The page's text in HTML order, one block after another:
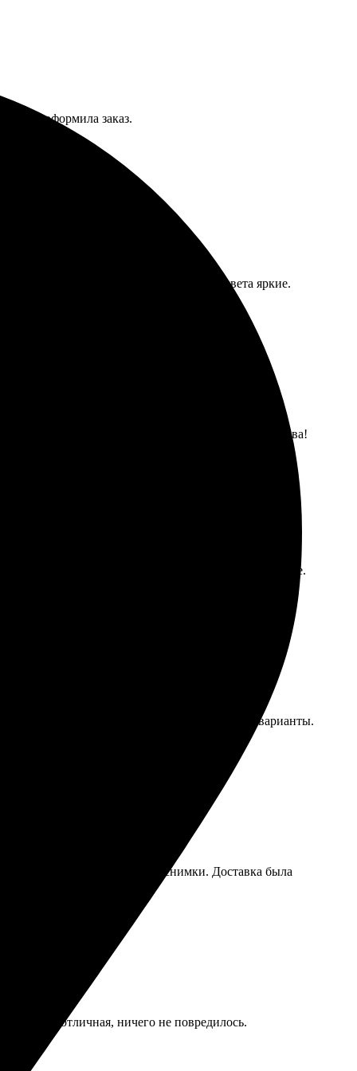
и оформила заказ.
пришла отлично переданной, цвета яркие.
проблем не возникало! Обязательно закажу снова!
Качество впечатлило! Цвета яркие, детали четкие.
легко и быстро. Порадовали разнообразные варианты.
быстро выбрала нужные снимки. Доставка была
была отличная, ничего не повредилось.